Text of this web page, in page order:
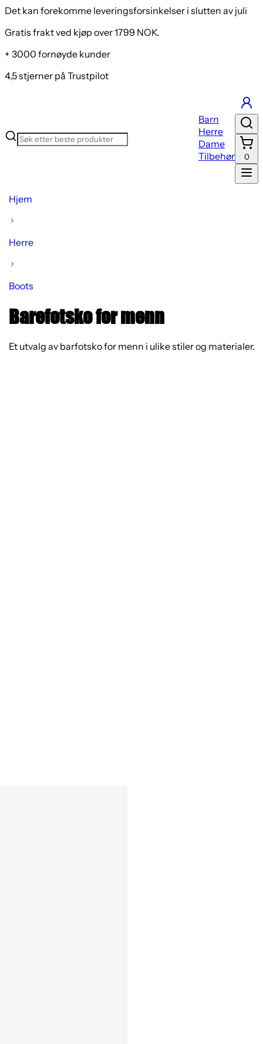
Det kan forekomme leveringsforsinkelser i slutten av juli
Gratis frakt ved kjøp over 1799 NOK.
+ 3000 fornøyde kunder
4,5 stjerner på Trustpilot
Barn
Herre
Dame
Tilbehør
0
Hjem
Herre
Boots
Barefotsko for menn
Et utvalg av barfotsko for menn i ulike stiler og materialer.